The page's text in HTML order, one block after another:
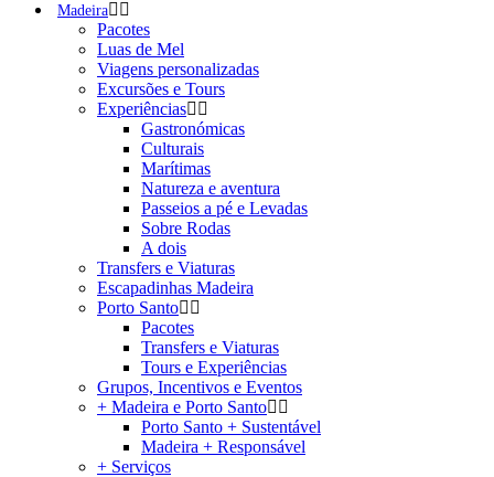
Madeira
Pacotes
Luas de Mel
Viagens personalizadas
Excursões e Tours
Experiências
Gastronómicas
Culturais
Marítimas
Natureza e aventura
Passeios a pé e Levadas
Sobre Rodas
A dois
Transfers e Viaturas
Escapadinhas Madeira
Porto Santo
Pacotes
Transfers e Viaturas
Tours e Experiências
Grupos, Incentivos e Eventos
+ Madeira e Porto Santo
Porto Santo + Sustentável
Madeira + Responsável
+ Serviços